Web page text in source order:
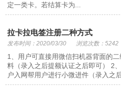
定一类卡。若结算卡为...
拉卡拉电签注册二种方式
发布时间：2020/03/30 浏览次数：5242
1、用户可直接用微信扫机器背面的
料（录入之后提额认证之后即可） 2
户入网帮用户进行小微进件（录入之